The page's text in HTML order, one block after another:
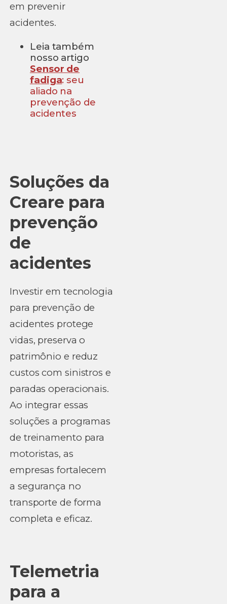
em prevenir
acidentes.
Leia também
nosso artigo
Sensor de
fadiga: seu
aliado na
prevenção de
acidentes
Soluções da
Creare para
prevenção
de
acidentes
Investir em tecnologia
para prevenção de
acidentes protege
vidas, preserva o
patrimônio e reduz
custos com sinistros e
paradas operacionais.
Ao integrar essas
soluções a programas
de treinamento para
motoristas, as
empresas fortalecem
a segurança no
transporte de forma
completa e eficaz.
Telemetria
para a